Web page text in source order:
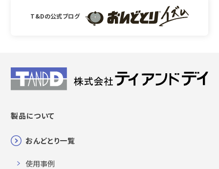
T&Dの公式ブログ
製品について
おんどとり一覧
使用事例